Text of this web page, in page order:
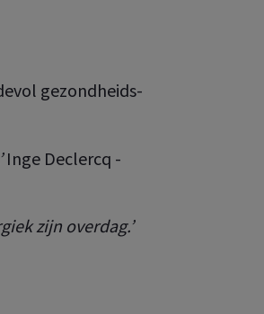
gezondheids-
Inge Declercq -
zijn overdag.’